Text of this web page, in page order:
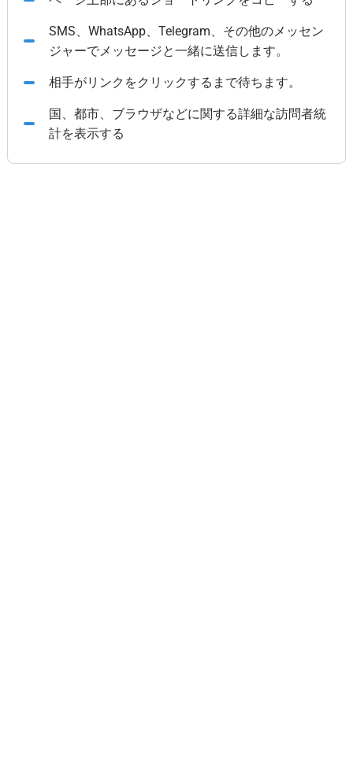
SMS、WhatsApp、Telegram、その他のメッセン
ジャーでメッセージと一緒に送信します。
相手がリンクをクリックするまで待ちます。
国、都市、ブラウザなどに関する詳細な訪問者統
計を表示する